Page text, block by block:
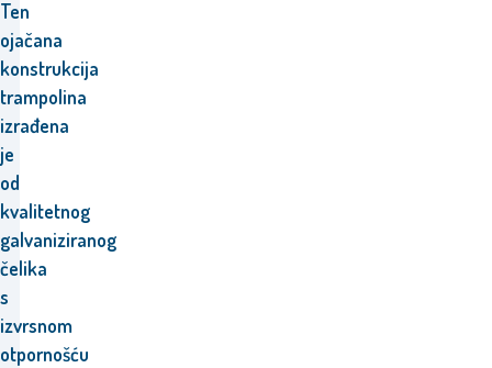
Ten
ojačana
konstrukcija
trampolina
izrađena
je
od
kvalitetnog
galvaniziranog
čelika
s
izvrsnom
otpornošću